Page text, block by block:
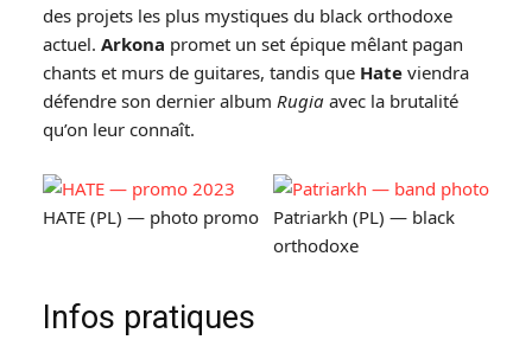
des projets les plus mystiques du black orthodoxe
actuel. Arkona promet un set épique mêlant pagan
chants et murs de guitares, tandis que Hate viendra
défendre son dernier album Rugia avec la brutalité
qu’on leur connaît.
HATE (PL) — photo promo
Patriarkh (PL) — black
orthodoxe
Infos pratiques